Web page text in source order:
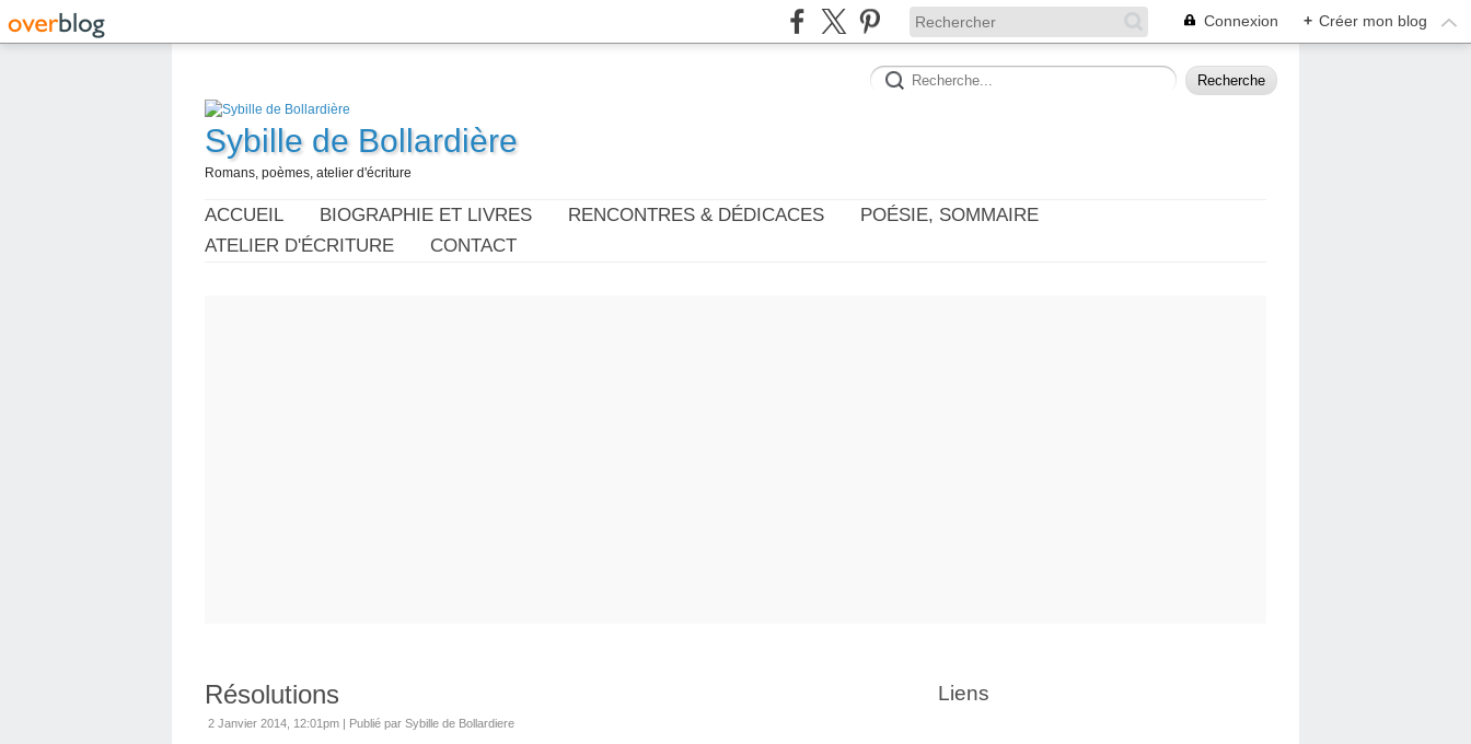
Connexion + Créer mon blog
Sybille de Bollardière
Romans, poèmes, atelier d'écriture
ACCUEIL BIOGRAPHIE ET LIVRES RENCONTRES & DÉDICACES
POÉSIE, SOMMAIRE
ATELIER D'ÉCRITURE
CONTACT
Résolutions
2 Janvier 2014, 12:01pm | Publié par Sybille de Bollardiere
Liens